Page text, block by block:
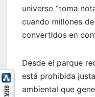
universo “toma
cuando millones
convertidos en
Desde el parque
está prohibida
ambiental que